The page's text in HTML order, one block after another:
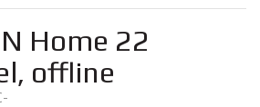
Home 22
offline